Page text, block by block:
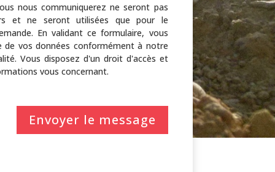
nous communiquerez ne seront pas
et ne seront utilisées que pour le
En validant ce formulaire, vous
de vos données conformément à notre
Vous disposez d'un droit d'accès et
vous concernant.
Envoyer le message